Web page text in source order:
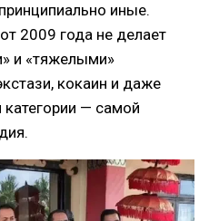
иные.
2009 года не делает
и «тяжелыми»
кокаин и даже
категории — самой